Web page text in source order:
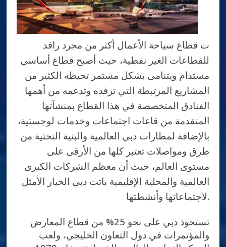
ت قطاع سياحة الأعمال أكثر من مجرد رافد
للقطاعات الغير نفطية، حيث أصبح قطاع أساسي
مستدام ويتنامى بشكل مستمر تحيطه الكثير من
المشاريع المرتبطة التي ترفده وتدعمه من أهمها
الفنادق المتخصصة في هذا القطاع بمنشآتها
المتقدمة من قاعات اجتماعات وخدمات لوجستية،
بالإضافة لمطارات دبي العالمية والبنية التحتية من
طرق ومواصلات تعتبر كلها من الأرقى على
مستوى العالم، حيث أن معظم الشركات الكبرى
العالمية والمحلية الإقليمية باتت دبي الخيار الأمثل
لاجتماعاتها وأنشطتها.
تستحوذ دبي على نحو 25% من قطاع المعارض
والمؤتمرات في دول التعاون الخليجي، ولعب